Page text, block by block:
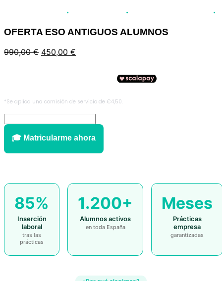
Acreditación JCCM Pago fraccionado disponible
OFERTA ESO ANTIGUOS ALUMNOS
990,00€ El
450,00 €
OFERTA
ESO
ANTIGUOS
🎓 Matricularme ahora
85%
Inserción
laboral
tras las
prácticas
1.200+
Alumnos activos
en toda España
Meses
Prácticas
empresa
garantizadas